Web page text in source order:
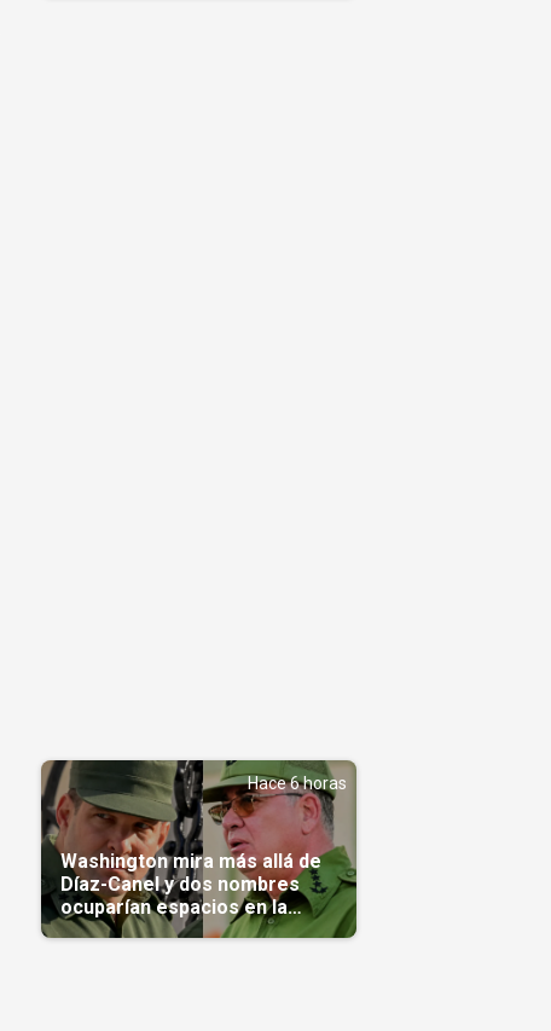
Hace 6 horas
Washington mira más allá de
Díaz-Canel y dos nombres
ocuparían espacios en la
transición